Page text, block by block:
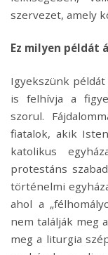
szervezet, amely
Ez milyen példát
Igyekszünk
is felhívja a
szorul.
fiatalok, akik
katolikus
protestáns
történelmi
ahol a
nem találják meg
meg a liturgia